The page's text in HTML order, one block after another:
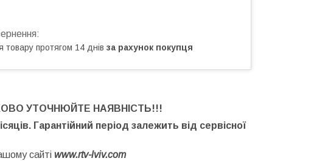
товару протягом 14 днів за рахунок покупця
УТОЧНЮЙТЕ НАЯВНІСТЬ!!!
Гарантійний період залежить від сервісної
сайті www.rtv-lviv.com